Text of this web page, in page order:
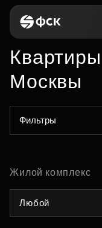
Москвы
Фильтры
Жилой комплекс
Любой